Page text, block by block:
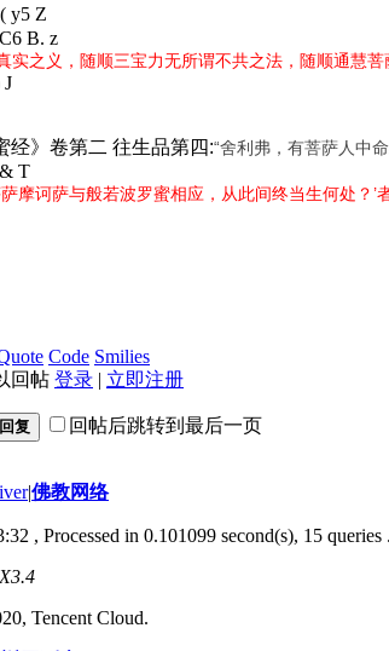
y5 Z
B. z
实之义，随顺三宝力无所谓不共之法，随顺通慧
J
经》卷第二 往生品第四:“舍利弗，有菩萨人中
T
萨摩诃萨与般若波罗蜜相应，从此间终当生何处？
Code Smilies
回帖 登录 | 立即注册
复 回帖后跳转到最后一页
|佛教网络
, Processed in 0.101099 second(s), 15 queries .
X3.4
Tencent Cloud.